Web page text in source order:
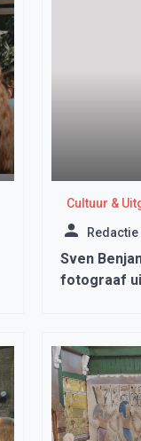
Cultuur &
Redactie
Sven
fotograaf